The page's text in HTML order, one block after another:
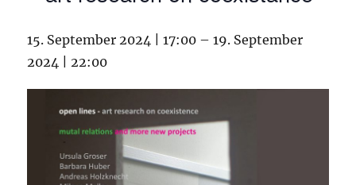
15. September 2024 | 17:00 –19. September
2024 | 22:00